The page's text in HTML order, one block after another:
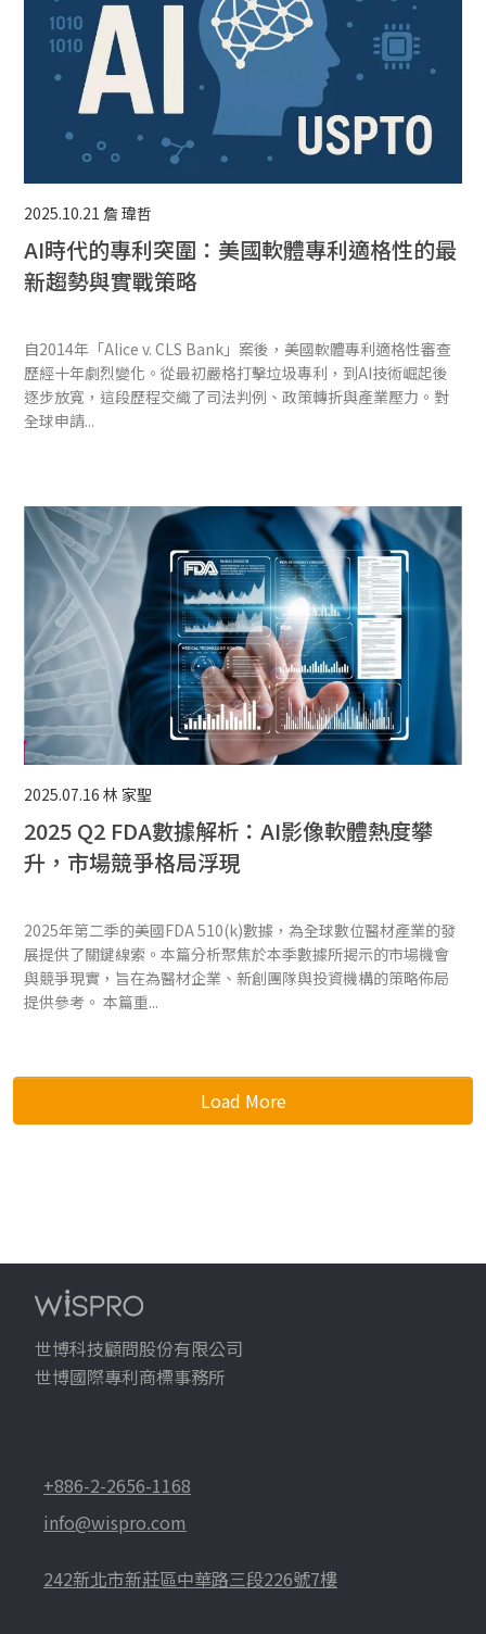
2025.10.21 詹 瑋哲
AI時代的專利突圍：美國軟體專利適格性的最
新趨勢與實戰策略
自2014年「Alice v. CLS Bank」案後，美國軟體專利適格性審查
歷經十年劇烈變化。從最初嚴格打擊垃圾專利，到AI技術崛起後
逐步放寬，這段歷程交織了司法判例、政策轉折與產業壓力。對
全球申請...
2025.07.16 林 家聖
2025 Q2 FDA數據解析：AI影像軟體熱度攀
升，市場競爭格局浮現
2025年第二季的美國FDA 510(k)數據，為全球數位醫材產業的發
展提供了關鍵線索。本篇分析聚焦於本季數據所揭示的市場機會
與競爭現實，旨在為醫材企業、新創團隊與投資機構的策略佈局
提供參考。 本篇重...
Load More
世博科技顧問股份有限公司
世博國際專利商標事務所
+886-2-2656-1168
info@wispro.com
242新北市新莊區中華路三段226號7樓